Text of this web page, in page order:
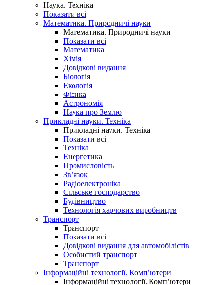
Наука. Техніка
Показати всі
Математика. Природничі науки
Математика. Природничі науки
Показати всі
Математика
Хімія
Довідкові видання
Біологія
Екологія
Фізика
Астрономія
Наука про Землю
Прикладні науки. Техніка
Прикладні науки. Техніка
Показати всі
Техніка
Енергетика
Промисловість
Зв’язок
Радіоелектроніка
Сільське господарство
Будівництво
Технологія харчових виробництв
Транспорт
Транспорт
Показати всі
Довідкові видання для автомобілістів
Особистий транспорт
Транспорт
Інформаційні технології. Комп’ютери
Інформаційні технології. Комп’ютери